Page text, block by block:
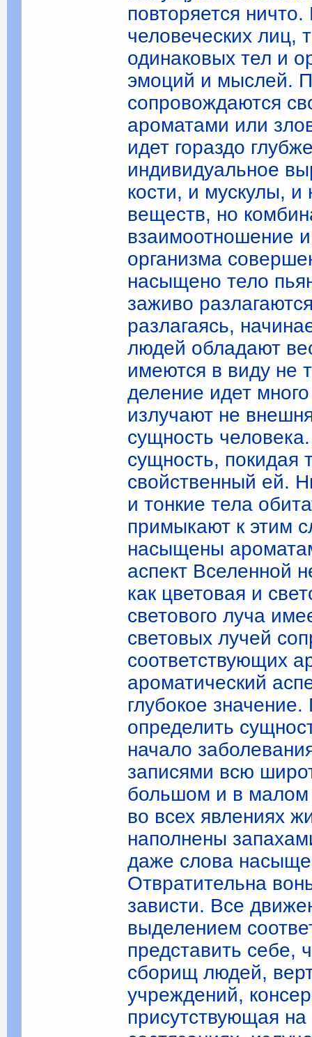
повторяется
человеческих лиц,
одинаковых тел и
эмоций и мыслей.
сопровождаются
ароматами или
идет гораздо
индивидуальное
кости, и мускулы, и
веществ, но
взаимоотношение
организма
насыщено тело
заживо
разлагаясь,
людей обладают
имеются в виду не
деление идет
излучают не
сущность
сущность, покидая
свойственный ей.
и тонкие тела
примыкают к этим
насыщены
аспект Вселенной
как цветовая и
светового луча
световых лучей
соответствующих
ароматический
глубокое
определить
начало
записями всю
большом и в малом
во всех явлениях
наполнены
даже слова
Отвратительна
зависти. Все
выделением
представить
сборищ людей,
учреждений,
присутствующая